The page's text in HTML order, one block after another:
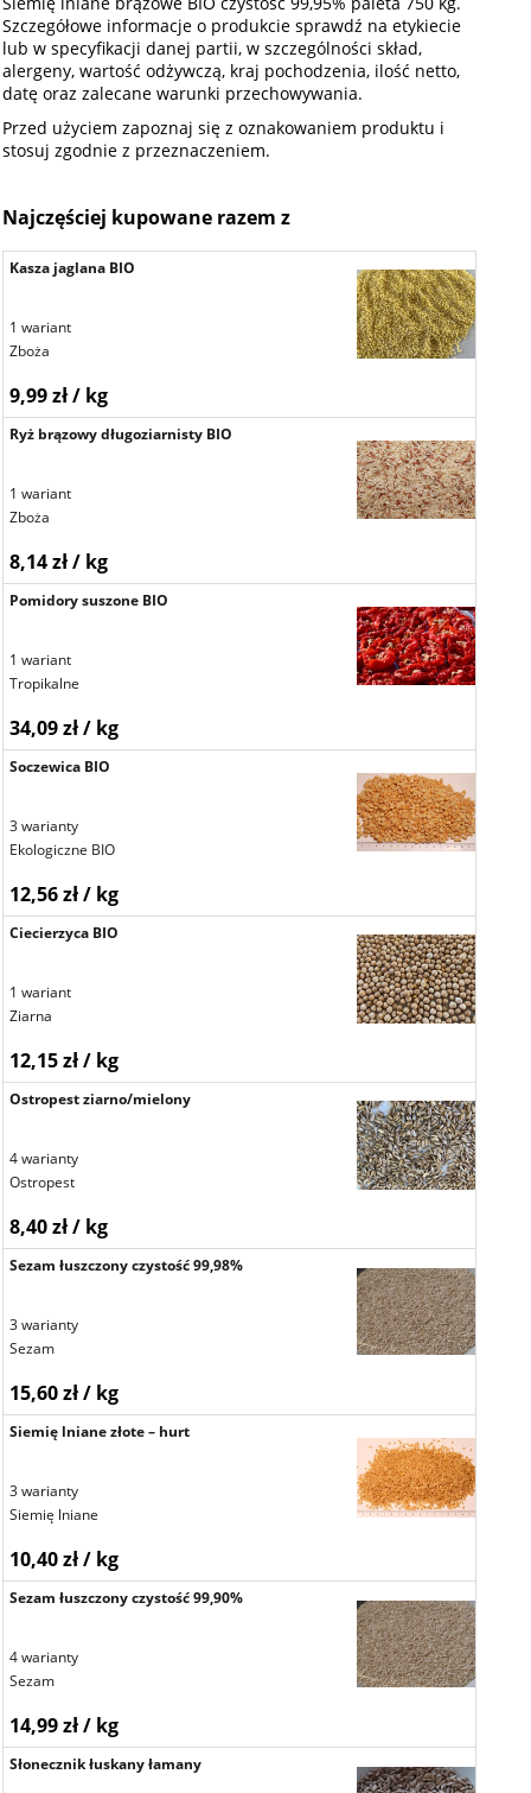
Szczegółowe informacje o produkcie sprawdź na etykiecie
lub w specyfikacji danej partii, w szczególności skład,
alergeny, wartość odżywczą, kraj pochodzenia, ilość netto,
datę oraz zalecane warunki przechowywania.
Przed użyciem zapoznaj się z oznakowaniem produktu i
stosuj zgodnie z przeznaczeniem.
Najczęściej kupowane razem z
Kasza jaglana BIO
1 wariant
Zboża
9,99 zł / kg
Ryż brązowy długoziarnisty BIO
1 wariant
Zboża
8,14 zł / kg
Pomidory suszone BIO
1 wariant
Tropikalne
34,09 zł / kg
Soczewica BIO
3 warianty
Ekologiczne BIO
12,56 zł / kg
Ciecierzyca BIO
1 wariant
Ziarna
12,15 zł / kg
Ostropest ziarno/mielony
4 warianty
Ostropest
8,40 zł / kg
Sezam łuszczony czystość 99,98%
3 warianty
Sezam
15,60 zł / kg
Siemię lniane złote – hurt
3 warianty
Siemię lniane
10,40 zł / kg
Sezam łuszczony czystość 99,90%
4 warianty
Sezam
14,99 zł / kg
Słonecznik łuskany łamany